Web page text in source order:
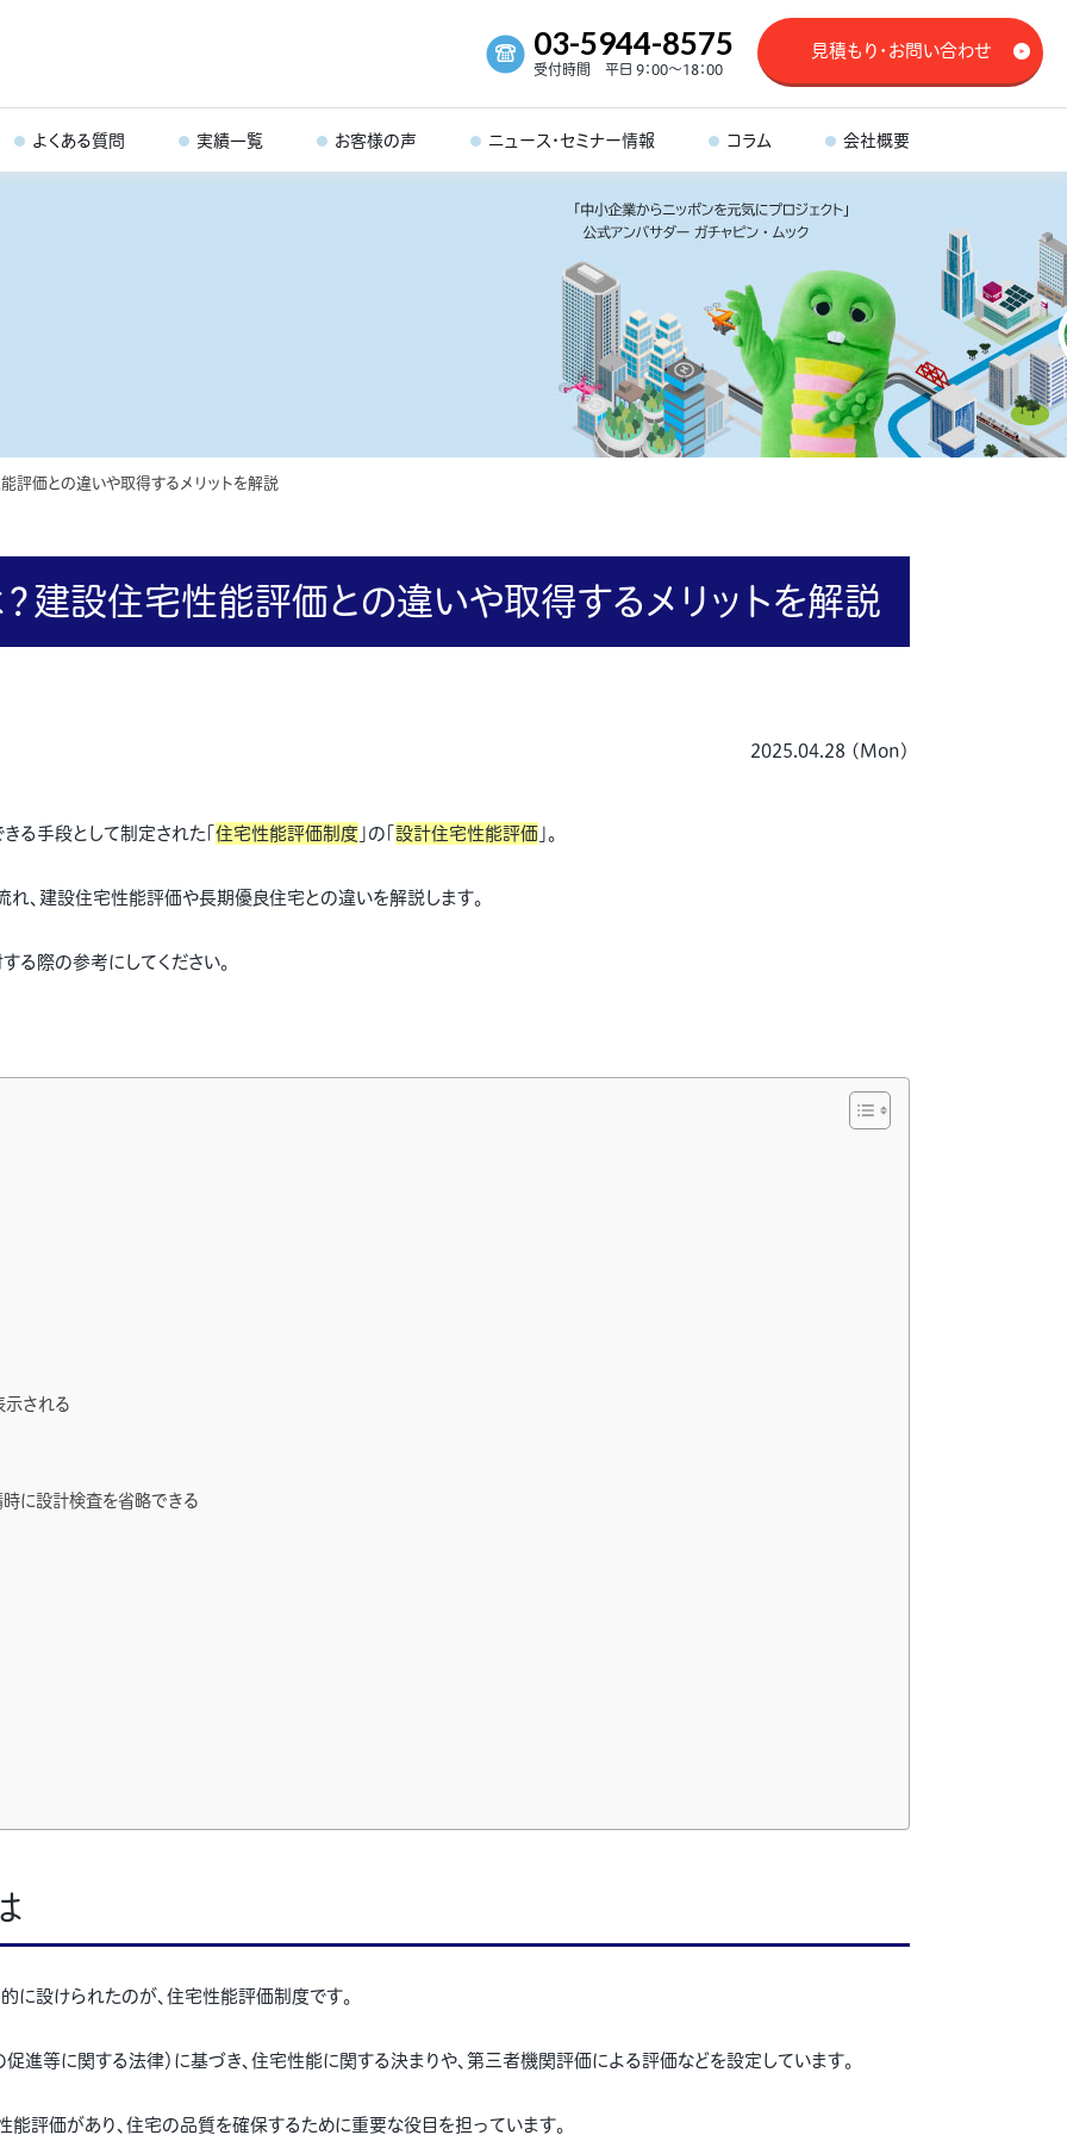
03-5944-8575
受付時間 平日 9：00～18：00
見積もり・お問い合わせ
よくある質問 実績一覧 お客様の声 ニュース・セミナー情報 コラム 会社概要
評価との違いや取得するメリットを解説
建設住宅性能評価との違いや取得するメリットを解説
2025.04.28 (Mon)
る手段として制定された「住宅性能評価制度 」の「設計住宅性能評価 」。
、建設住宅性能評価や長期優良住宅との違いを解説します。
る際の参考にしてください。
される
時に設計検査を省略できる
に設けられたのが、住宅性能評価制度です。
等に関する法律）に基づき、住宅性能に関する決まりや、第三者機関評価による評価などを設定しています。
評価があり、住宅の品質を確保するために重要な役目を担っています。